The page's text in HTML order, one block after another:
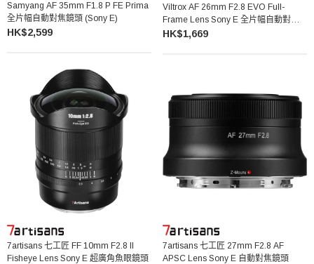
Samyang AF 35mm F1.8 P FE Prima
全片幅自動對焦鏡頭 (Sony E)
HK$2,599
Viltrox AF 26mm F2.8 EVO Full-
Frame Lens Sony E 全片幅自動對焦
鏡頭
HK$1,669
7artisans 七工匠 FF 10mm F2.8 II
Fisheye Lens Sony E 超廣角魚眼鏡頭
7artisans 七工匠 27mm F2.8 AF
APSC Lens Sony E 自動對焦鏡頭